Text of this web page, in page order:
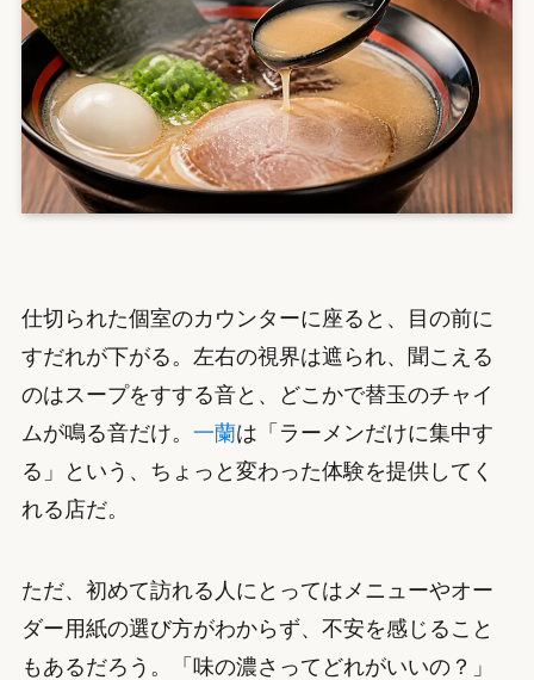
仕切られた個室のカウンターに座ると、目の前に
すだれが下がる。左右の視界は遮られ、聞こえる
のはスープをすする音と、どこかで替玉のチャイ
ムが鳴る音だけ。 一蘭は「ラーメンだけに集中す
る」という、ちょっと変わった体験を提供してく
れる店だ。
ただ、初めて訪れる人にとってはメニューやオー
ダー用紙の選び方がわからず、不安を感じること
もあるだろう。「味の濃さってどれがいいの？」